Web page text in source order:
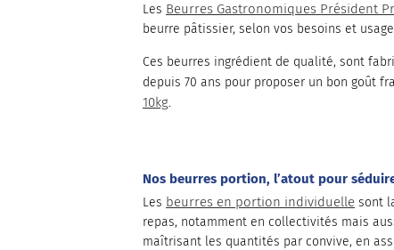
Les Beurres Gastronomiques Président
beurre pâtissier, selon vos besoins et
Ces beurres ingrédient de qualité, sont
depuis 70 ans pour proposer un bon goût
10kg.
Nos beurres portion, l’atout pour
Les beurres en portion individuelle sont
repas, notamment en collectivités mais
maîtrisant les quantités par convive, en